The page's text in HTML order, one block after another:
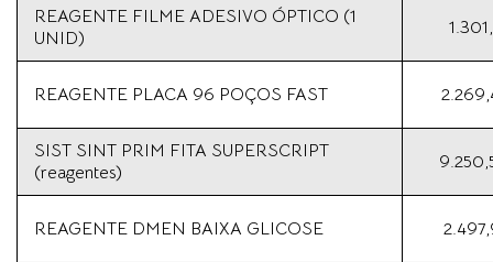
REAGENTE FILME ADESIVO ÓPTICO (1
UNID)
REAGENTE PLACA 96 POÇOS FAST
SIST SINT PRIM FITA SUPERSCRIPT
(reagentes)
REAGENTE DMEN BAIXA GLICOSE